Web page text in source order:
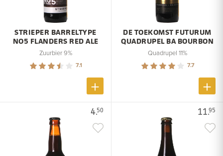
STRIEPER BARRELTYPE
NO5 FLANDERS RED ALE
Zuurbier 9%
7.1
DE TOEKOMST FUTURUM
QUADRUPEL BA BOURBON
Quadrupel 11%
7.7
4.50 11.95